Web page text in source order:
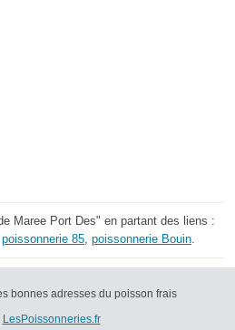
Maree Port Des" en partant des liens :
poissonnerie 85 poissonnerie Bouin
bonnes adresses du poisson frais
LesPoissonneries.fr